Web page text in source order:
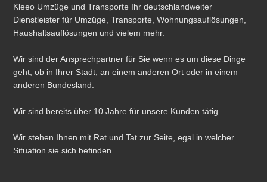
Kleeo Umzüge und Transporte Ihr deutschlandweiter
Dienstleister für Umzüge, Transporte, Wohnungsauflösungen,
Haushaltsauflösungen und vielem mehr.
Wir sind der Ansprechpartner für Sie wenn es um diese Dinge
geht, ob in Ihrer Stadt, an einem anderen Ort oder in einem
anderen Bundesland.
Wir sind bereits über 10 Jahre für unsere Kunden tätig.
Wir stehen Ihnen mit Rat und Tat zur Seite, egal in welcher
Situation sie sich befinden.